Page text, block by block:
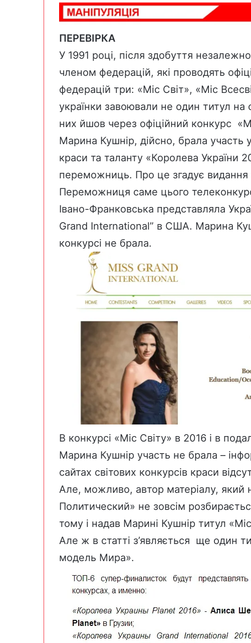
ПЕРЕВІРКА
У 1991 році, після здобуття
членом федерацій, які проводять
федерацій три: «Міс Світ», «Міс
українки завоювали не один титул на
них йшов через офіційний конкурс
Марина Кушнір, дійсно, брала участь
краси та таланту «Королева України
переможниць. Про це згадує видання
Переможниця саме цього
Івано-Франковська представляла
Grand International” в США. Марина
конкурсі не брала.
В конкурсі «Міс Світу» в 2016 і в
Марина Кушнір участь не брала –
сайтах світових конкурсів краси
Але, можливо, автор матеріалу, який
Политический» не зовсім
тому і надав Марині Кушнір титул
Але ж в статті з’являється ще один
модель Мира».